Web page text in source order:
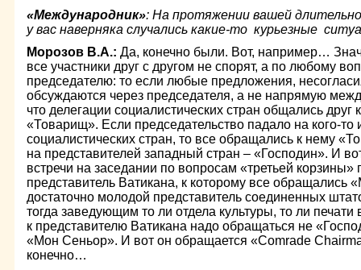
«Международник»: На протяжении вашей
у вас наверняка случались какие-то курьезные
Морозов В.А.: Да, конечно были. Вот, например…
все участники друг с другом не спорят, а по любому
председателю: то если любые предложения,
обсуждаются через председателя, а не напрямую
что делегации социалистических стран общались друг
«Товарищ». Если председательство падало на кого-то
социалистических стран, то все обращались к нему
на представителей западный стран – «Господин». И
встречи на заседании по вопросам «третьей корзины»
представитель Ватикана, к которому все обращались
достаточно молодой представитель соединенных
тогда заведующим то ли отдела культуры, то ли
к представителю Ватикана надо обращаться не
«Мон Сеньор». И вот он обращается «Comrade
конечно…